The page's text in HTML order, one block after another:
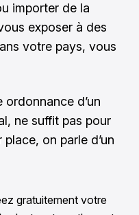
importer de la
exposer à des
votre pays, vous
d’un
ne suffit pas pour
on parle d’un
gratuitement votre